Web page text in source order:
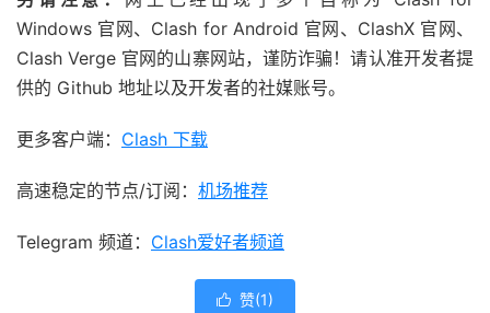
Windows 官网、Clash for Android 官网、ClashX 官网、
Clash Verge 官网的山寨网站，谨防诈骗！请认准开发者提
供的 Github 地址以及开发者的社媒账号。
更多客户端： Clash 下载
高速稳定的节点/订阅： 机场推荐
Telegram 频道： Clash爱好者频道
 赞(1)